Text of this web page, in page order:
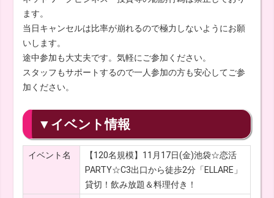
ます。
当日キャンセルは比率が崩れるので極力しないようにお願
いします。
途中参加も大丈夫です。気軽にご参加ください。
スタッフもサポートするので一人参加の方も安心してご参
加ください。
▼イベント情報
イベント名
【120名規模】11月17日(金)池袋☆恋活
PARTY☆C3出口から徒歩2分「ELLARE」
貸切！飲み放題＆料理付き！